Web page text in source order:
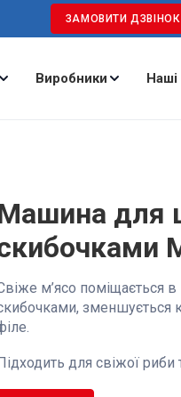
ЗАМОВИТИ ДЗВІНОК
Виробники Наші
для
м’ясо поміщається
зменшується
для свіжої риби